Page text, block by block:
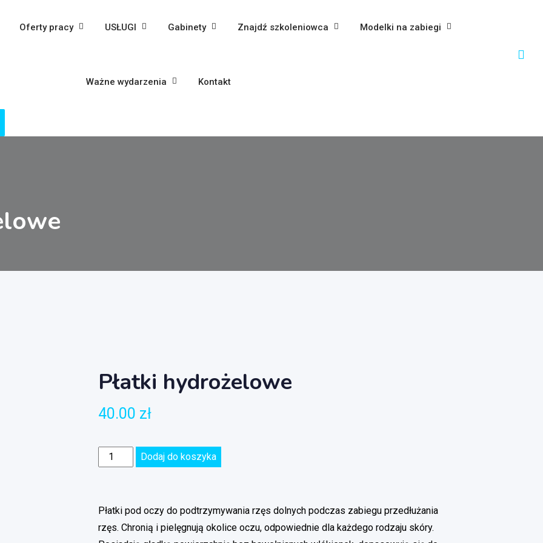
Oferty pracy USŁUGI Gabinety Znajdź szkoleniowca Modelki na zabiegi
Ważne wydarzenia Kontakt
Płatki hydrożelowe
40.00 zł
Dodaj do koszyka
Płatki pod oczy do podtrzymywania rzęs dolnych podczas zabiegu przedłużania
rzęs. Chronią i pielęgnują okolice oczu, odpowiednie dla każdego rodzaju skóry.